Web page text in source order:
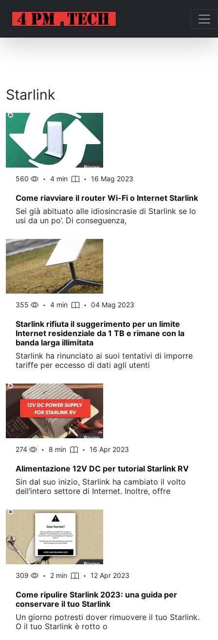
Starlink
560 4 min 16 Mag 2023
Come riavviare il router Wi-Fi o Internet Starlink
Sei già abituato alle idiosincrasie di Starlink se lo
usi da un po’. Di conseguenza,
355 4 min 04 Mag 2023
Starlink rifiuta il suggerimento per un limite
Internet residenziale da 1 TB e rimane con la
banda larga illimitata
Starlink ha rinunciato ai suoi tentativi di imporre
tariffe per eccesso di dati agli utenti
274 8 min 16 Apr 2023
Alimentazione 12V DC per tutorial Starlink RV
Sin dal suo inizio, Starlink ha cambiato il volto
dell’intero settore di Internet. Inoltre, offre
309 2 min 12 Apr 2023
Come ripulire Starlink 2023: una guida per
conservare il tuo Starlink
Un giorno potresti dover rimuovere il tuo Starlink.
O il tuo Starlink è rotto o